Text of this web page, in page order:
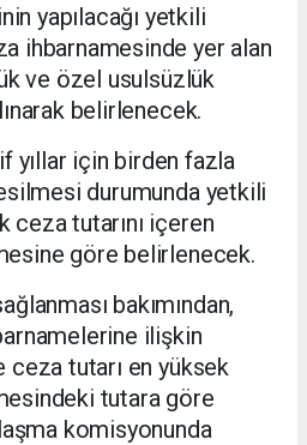
yapılacağı yetkili
ihbarnamesinde yer alan
ve özel usulsüzlük
belirlenecek.
yıllar için birden fazla
durumunda yetkili
ceza tutarını içeren
göre belirlenecek.
bakımından,
ilişkin
tutarı en yüksek
tutara göre
komisyonunda